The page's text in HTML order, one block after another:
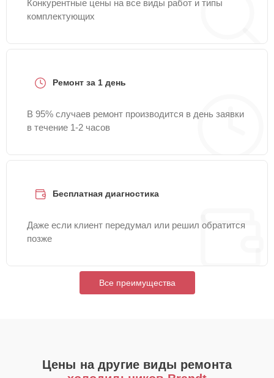
Конкурентные цены на все виды работ и типы
комплектующих
Ремонт за 1 день
В 95% случаев ремонт производится в день заявки
в течение 1-2 часов
Бесплатная диагностика
Даже если клиент передумал или решил обратится
позже
Все преимущества
Цены на другие виды ремонта